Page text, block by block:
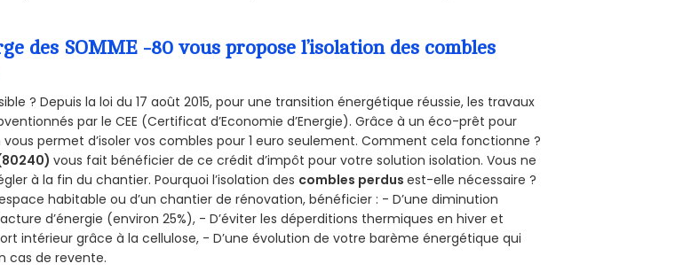
des SOMME -80 vous propose l’isolation des combles
? Depuis la loi du 17 août 2015, pour une transition énergétique réussie, les travaux
par le CEE (Certificat d’Economie d’Energie). Grâce à un éco-prêt pour
permet d’isoler vos combles pour 1 euro seulement. Comment cela fonctionne ?
(80240)vous fait bénéficier de ce crédit d’impôt pour votre solution isolation. Vous ne
à la fin du chantier. Pourquoi l’isolation des combles perdusest-elle nécessaire ?
espace habitable ou d’un chantier de rénovation, bénéficier : - D’une diminution
d’énergie (environ 25%), - D’éviter les déperditions thermiques en hiver et
intérieur grâce à la cellulose, - D’une évolution de votre barème énergétique qui
cas de revente.